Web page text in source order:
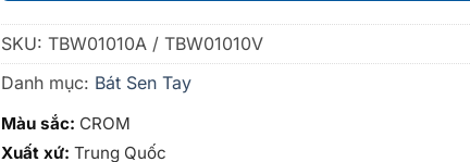
SKU: TBW01010A / TBW01010V
Danh mục: Bát Sen Tay
Màu sắc: CROM
Xuất xứ: Trung Quốc